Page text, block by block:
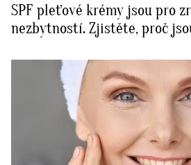
SPF pleťové krémy jsou pro
nezbytností. Zjistěte, proč